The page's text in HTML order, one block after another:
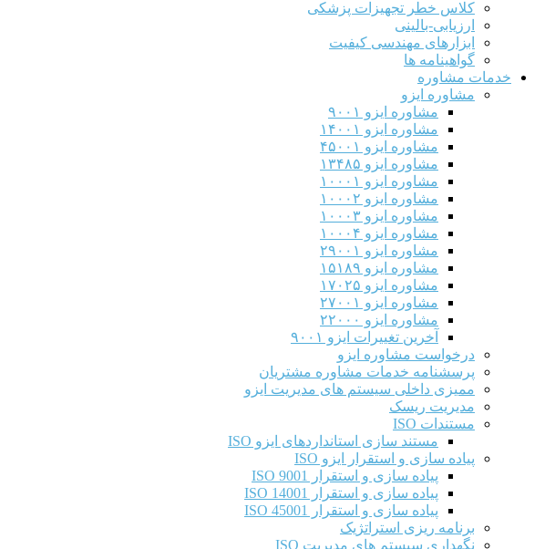
کلاس خطر تجهیزات پزشکی
ارزیابی-بالینی
ابزارهای مهندسی کیفیت
گواهینامه ها
خدمات مشاوره
مشاوره ایزو
مشاوره ایزو ۹۰۰۱
مشاوره ایزو ۱۴۰۰۱
مشاوره ایزو ۴۵۰۰۱
مشاوره ایزو ۱۳۴۸۵
مشاوره ایزو ۱۰۰۰۱
مشاوره ایزو ۱۰۰۰۲
مشاوره ایزو ۱۰۰۰۳
مشاوره ایزو ۱۰۰۰۴
مشاوره ایزو ۲۹۰۰۱
مشاوره ایزو ۱۵۱۸۹
مشاوره ایزو ۱۷۰۲۵
مشاوره ایزو ۲۷۰۰۱
مشاوره ایزو ۲۲۰۰۰
آخرین تغییرات ایزو ۹۰۰۱
درخواست مشاوره ایزو
پرسشنامه خدمات مشاوره مشتریان
ممیزی داخلی سیستم های مدیریت ایزو
مدیریت ریسک
مستندات ISO
مستند سازی استانداردهای ایزو ISO
پیاده سازی و استقرار ایزو ISO
پیاده سازی و استقرار ISO 9001​
پیاده سازی و استقرار ISO 14001
پیاده سازی و استقرار ISO 45001
برنامه ریزی استراتژیک
نگهداری سیستم های مدیریت ISO